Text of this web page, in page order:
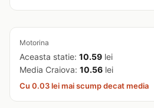
Motorina
Aceasta statie: 10.59 lei
Media Craiova: 10.56 lei
Cu 0.03 lei mai scump decat media